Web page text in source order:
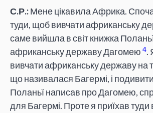
С.Р.:Мене цікавила Африка.
туди, щоб вивчати африканську
саме вийшла в світ книжка
африканську державу Дагомею 4.
вивчати африканську державу на
що називалася Багермі, і
Поланьї написав про Дагомею,
для Багермі. Проте я приїхав туди